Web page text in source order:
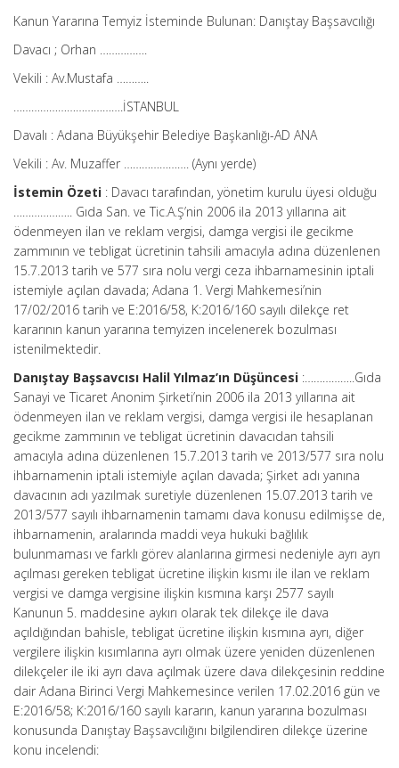
Kanun Yararına Temyiz İsteminde Bulunan: Danıştay Başsavcılığı
Davacı ; Orhan …………….
Vekili : Av.Mustafa ………..
……………………………….İSTANBUL
Davalı : Adana Büyükşehir Belediye Başkanlığı-AD ANA
Vekili : Av. Muzaffer …………………. (Aynı yerde)
İstemin Özeti : Davacı tarafından, yönetim kurulu üyesi olduğu
……………….. Gıda San. ve Tic.A.Ş’nin 2006 ila 2013 yıllarına ait
ödenmeyen ilan ve reklam vergisi, damga vergisi ile gecikme
zammının ve tebligat ücretinin tahsili amacıyla adına düzenlenen
15.7.2013 tarih ve 577 sıra nolu vergi ceza ihbarnamesinin iptali
istemiyle açılan davada; Adana 1. Vergi Mahkemesi’nin
17/02/2016 tarih ve E:2016/58, K:2016/160 sayılı dilekçe ret
kararının kanun yararına temyizen incelenerek bozulması
istenilmektedir.
Danıştay Başsavcısı Halil Yılmaz’ın Düşüncesi :……………..Gıda
Sanayi ve Ticaret Anonim Şirketi’nin 2006 ila 2013 yıllarına ait
ödenmeyen ilan ve reklam vergisi, damga vergisi ile hesaplanan
gecikme zammının ve tebligat ücretinin davacıdan tahsili
amacıyla adına düzenlenen 15.7.2013 tarih ve 2013/577 sıra nolu
ihbarnamenin iptali istemiyle açılan davada; Şirket adı yanına
davacının adı yazılmak suretiyle düzenlenen 15.07.2013 tarih ve
2013/577 sayılı ihbarnamenin tamamı dava konusu edilmişse de,
ihbarnamenin, aralarında maddi veya hukuki bağlılık
bulunmaması ve farklı görev alanlarına girmesi nedeniyle ayrı ayrı
açılması gereken tebligat ücretine ilişkin kısmı ile ilan ve reklam
vergisi ve damga vergisine ilişkin kısmına karşı 2577 sayılı
Kanunun 5. maddesine aykırı olarak tek dilekçe ile dava
açıldığından bahisle, tebligat ücretine ilişkin kısmına ayrı, diğer
vergilere ilişkin kısımlarına ayrı olmak üzere yeniden düzenlenen
dilekçeler ile iki ayrı dava açılmak üzere dava dilekçesinin reddine
dair Adana Birinci Vergi Mahkemesince verilen 17.02.2016 gün ve
E:2016/58; K:2016/160 sayılı kararın, kanun yararına bozulması
konusunda Danıştay Başsavcılığını bilgilendiren dilekçe üzerine
konu incelendi: